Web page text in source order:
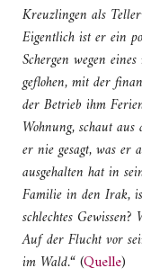
Kreuzlingen als
Eigentlich ist er ein
Schergen wegen
geflohen, mit der
der Betrieb ihm
Wohnung, schaut
er nie gesagt, was er
ausgehalten hat in
Familie in den Irak,
schlechtes
Auf der Flucht vor
im Wald.“(Quelle)